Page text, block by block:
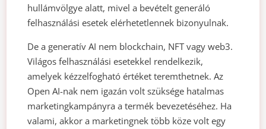
hullámvölgye alatt, mivel a bevételt generáló
felhasználási esetek elérhetetlennek bizonyulnak.
De a generatív AI nem blockchain, NFT vagy web3.
Világos felhasználási esetekkel rendelkezik,
amelyek kézzelfogható értéket teremthetnek. Az
Open AI-nak nem igazán volt szüksége hatalmas
marketingkampányra a termék bevezetéséhez. Ha
valami, akkor a marketingnek több köze volt egy